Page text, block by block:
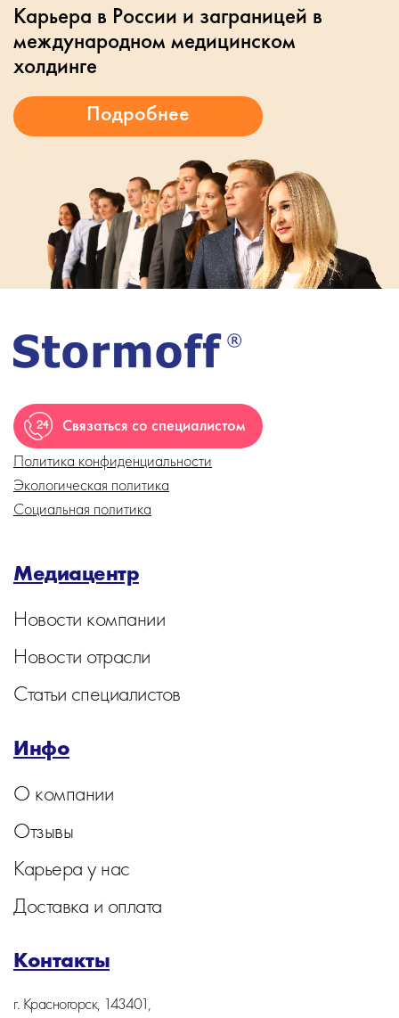
Карьера в России и заграницей в
международном медицинском
холдинге
Связаться со специалистом
Политика конфиденциальности
Экологическая политика
Социальная политика
Медиацентр
Новости компании
Новости отрасли
Статьи специалистов
Инфо
О компании
Отзывы
Карьера у нас
Доставка и оплата
Контакты
г. Красногорск, 143401,